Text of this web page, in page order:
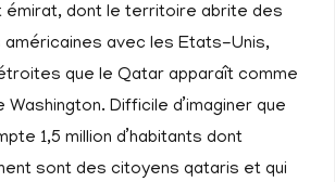
émirat, dont le territoire abrite des
avec les Etats-Unis,
que le Qatar apparaît comme
Washington. Difficile d’imaginer que
1,5 million d’habitants dont
sont des citoyens qataris et qui